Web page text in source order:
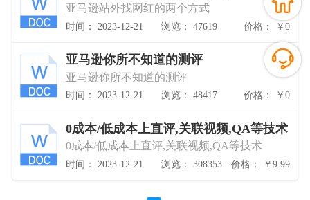
亚马逊站外找网红的两个方式
时间： 2023-12-21 浏览： 47619 价格： ￥0
亚马逊你所不知道的测评
亚马逊你所不知道的测评
时间： 2023-12-21 浏览： 48417 价格： ￥0
0成本/低成本上直评,关联视频,QA等技术
0成本/低成本上直评,关联视频,QA等技术
时间： 2023-12-21 浏览： 308353 价格： ￥9.99